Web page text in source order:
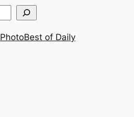
PhotoBest of Daily